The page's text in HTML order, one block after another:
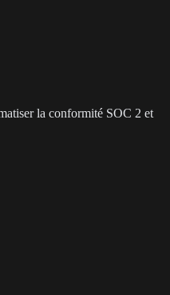
la conformité SOC 2 et